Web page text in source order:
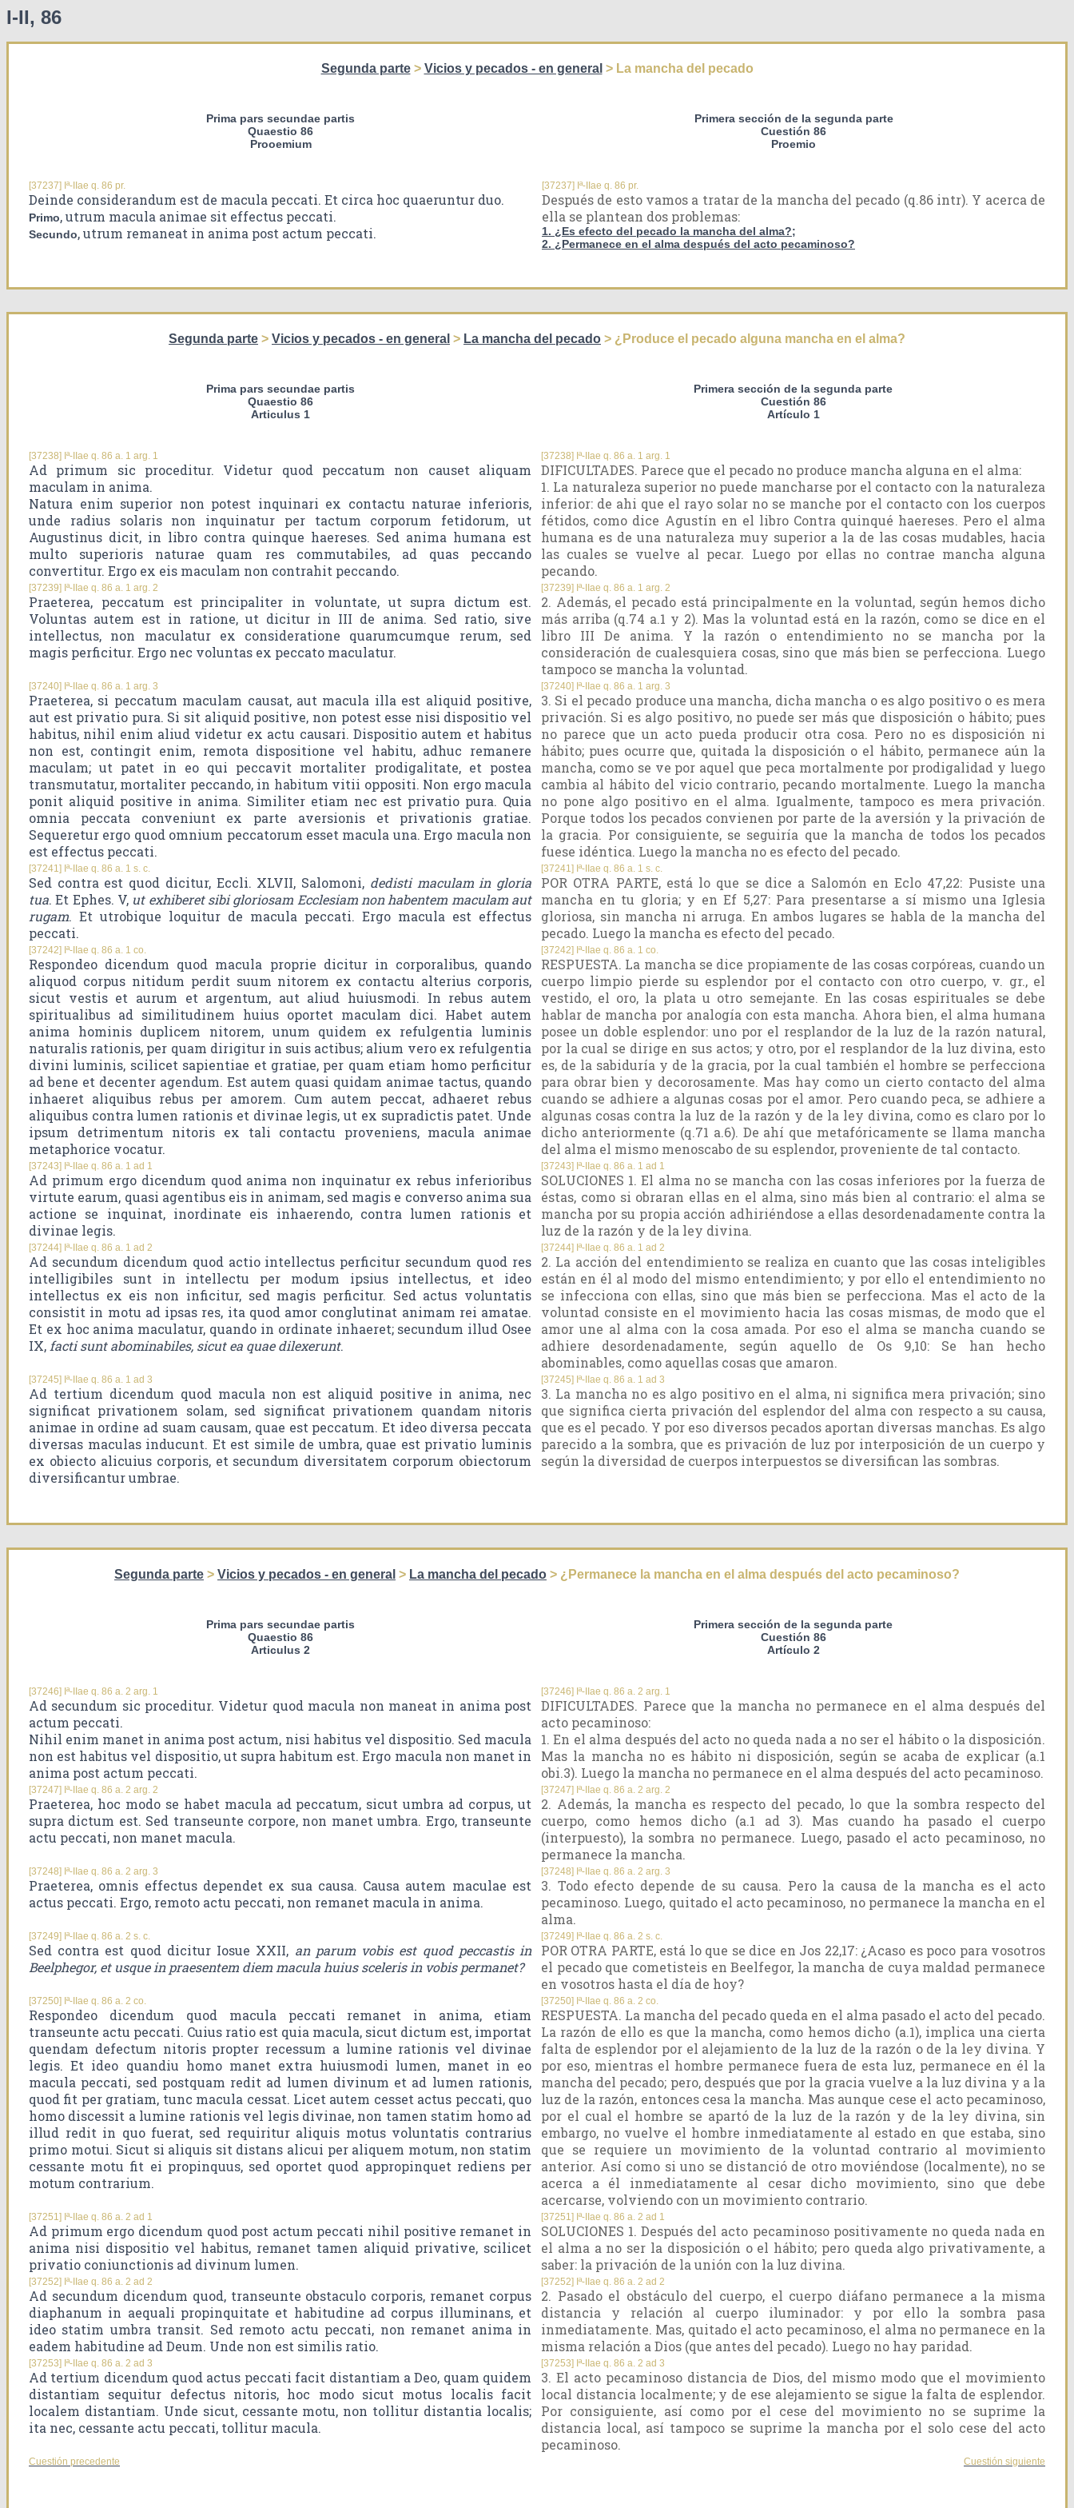
I-II, 86
Segunda parte> Vicios y pecados - en general > La mancha del pecado
Prima pars secundae partis
Quaestio 86
Prooemium
[37237] Iª-IIae q. 86 pr.
Deinde considerandum est de macula peccati. Et circa hoc quaeruntur duo.
Primo, utrum macula animae sit effectus peccati.
Secundo, utrum remaneat in anima post actum peccati.
Primera sección de la segunda parte
Cuestión 86
Proemio
[37237] Iª-IIae q. 86 pr.
Después de esto vamos a tratar de la mancha del pecado (q.86 intr). Y acerca de
ella se plantean dos problemas:
1. ¿Es efecto del pecado la mancha del alma?;
2. ¿Permanece en el alma después del acto pecaminoso?
Segunda parte > Vicios y pecados - en general > La mancha del pecado > ¿Produce el pecado alguna mancha en el alma?
Prima pars secundae partis
Quaestio 86
Articulus 1
[37238] Iª-IIae q. 86 a. 1 arg. 1
Ad primum sic proceditur. Videtur quod peccatum non causet aliquam
maculam in anima.
Natura enim superior non potest inquinari ex contactu naturae inferioris,
unde radius solaris non inquinatur per tactum corporum fetidorum, ut
Augustinus dicit, in libro contra quinque haereses. Sed anima humana est
multo superioris naturae quam res commutabiles, ad quas peccando
convertitur. Ergo ex eis maculam non contrahit peccando.
Primera sección de la segunda parte
Cuestión 86
Artículo 1
[37238] Iª-IIae q. 86 a. 1 arg. 1
DIFICULTADES. Parece que el pecado no produce mancha alguna en el alma:
1. La naturaleza superior no puede mancharse por el contacto con la naturaleza
inferior: de ahi que el rayo solar no se manche por el contacto con los cuerpos
fétidos, como dice Agustín en el libro Contra quinqué haereses. Pero el alma
humana es de una naturaleza muy superior a la de las cosas mudables, hacia
las cuales se vuelve al pecar. Luego por ellas no contrae mancha alguna
pecando.
[37239] Iª-IIae q. 86 a. 1 arg. 2
Praeterea, peccatum est principaliter in voluntate, ut supra dictum est.
Voluntas autem est in ratione, ut dicitur in III de anima. Sed ratio, sive
intellectus, non maculatur ex consideratione quarumcumque rerum, sed
magis perficitur. Ergo nec voluntas ex peccato maculatur.
[37239] Iª-IIae q. 86 a. 1 arg. 2
2. Además, el pecado está principalmente en la voluntad, según hemos dicho
más arriba (q.74 a.1 y 2). Mas la voluntad está en la razón, como se dice en el
libro III De anima. Y la razón o entendimiento no se mancha por la
consideración de cualesquiera cosas, sino que más bien se perfecciona. Luego
tampoco se mancha la voluntad.
[37240] Iª-IIae q. 86 a. 1 arg. 3
Praeterea, si peccatum maculam causat, aut macula illa est aliquid positive,
aut est privatio pura. Si sit aliquid positive, non potest esse nisi dispositio vel
habitus, nihil enim aliud videtur ex actu causari. Dispositio autem et habitus
non est, contingit enim, remota dispositione vel habitu, adhuc remanere
maculam; ut patet in eo qui peccavit mortaliter prodigalitate, et postea
transmutatur, mortaliter peccando, in habitum vitii oppositi. Non ergo macula
ponit aliquid positive in anima. Similiter etiam nec est privatio pura. Quia
omnia peccata conveniunt ex parte aversionis et privationis gratiae.
Sequeretur ergo quod omnium peccatorum esset macula una. Ergo macula non
est effectus peccati.
[37240] Iª-IIae q. 86 a. 1 arg. 3
3. Si el pecado produce una mancha, dicha mancha o es algo positivo o es mera
privación. Si es algo positivo, no puede ser más que disposición o hábito; pues
no parece que un acto pueda producir otra cosa. Pero no es disposición ni
hábito; pues ocurre que, quitada la disposición o el hábito, permanece aún la
mancha, como se ve por aquel que peca mortalmente por prodigalidad y luego
cambia al hábito del vicio contrario, pecando mortalmente. Luego la mancha
no pone algo positivo en el alma. Igualmente, tampoco es mera privación.
Porque todos los pecados convienen por parte de la aversión y la privación de
la gracia. Por consiguiente, se seguiría que la mancha de todos los pecados
fuese idéntica. Luego la mancha no es efecto del pecado.
[37241] Iª-IIae q. 86 a. 1 s. c.
Sed contra est quod dicitur, Eccli. XLVII, Salomoni, dedisti maculam in gloria
tua. Et Ephes. V, ut exhiberet sibi gloriosam Ecclesiam non habentem maculam aut
rugam. Et utrobique loquitur de macula peccati. Ergo macula est effectus
peccati.
[37241] Iª-IIae q. 86 a. 1 s. c.
POR OTRA PARTE, está lo que se dice a Salomón en Eclo 47,22: Pusiste una
mancha en tu gloria; y en Ef 5,27: Para presentarse a sí mismo una Iglesia
gloriosa, sin mancha ni arruga. En ambos lugares se habla de la mancha del
pecado. Luego la mancha es efecto del pecado.
[37242] Iª-IIae q. 86 a. 1 co.
Respondeo dicendum quod macula proprie dicitur in corporalibus, quando
aliquod corpus nitidum perdit suum nitorem ex contactu alterius corporis,
sicut vestis et aurum et argentum, aut aliud huiusmodi. In rebus autem
spiritualibus ad similitudinem huius oportet maculam dici. Habet autem
anima hominis duplicem nitorem, unum quidem ex refulgentia luminis
naturalis rationis, per quam dirigitur in suis actibus; alium vero ex refulgentia
divini luminis, scilicet sapientiae et gratiae, per quam etiam homo perficitur
ad bene et decenter agendum. Est autem quasi quidam animae tactus, quando
inhaeret aliquibus rebus per amorem. Cum autem peccat, adhaeret rebus
aliquibus contra lumen rationis et divinae legis, ut ex supradictis patet. Unde
ipsum detrimentum nitoris ex tali contactu proveniens, macula animae
metaphorice vocatur.
[37242] Iª-IIae q. 86 a. 1 co.
RESPUESTA. La mancha se dice propiamente de las cosas corpóreas, cuando un
cuerpo limpio pierde su esplendor por el contacto con otro cuerpo, v. gr., el
vestido, el oro, la plata u otro semejante. En las cosas espirituales se debe
hablar de mancha por analogía con esta mancha. Ahora bien, el alma humana
posee un doble esplendor: uno por el resplandor de la luz de la razón natural,
por la cual se dirige en sus actos; y otro, por el resplandor de la luz divina, esto
es, de la sabiduría y de la gracia, por la cual también el hombre se perfecciona
para obrar bien y decorosamente. Mas hay como un cierto contacto del alma
cuando se adhiere a algunas cosas por el amor. Pero cuando peca, se adhiere a
algunas cosas contra la luz de la razón y de la ley divina, como es claro por lo
dicho anteriormente (q.71 a.6). De ahí que metafóricamente se llama mancha
del alma el mismo menoscabo de su esplendor, proveniente de tal contacto.
[37243] Iª-IIae q. 86 a. 1 ad 1
Ad primum ergo dicendum quod anima non inquinatur ex rebus inferioribus
virtute earum, quasi agentibus eis in animam, sed magis e converso anima sua
actione se inquinat, inordinate eis inhaerendo, contra lumen rationis et
divinae legis.
[37243] Iª-IIae q. 86 a. 1 ad 1
SOLUCIONES 1. El alma no se mancha con las cosas inferiores por la fuerza de
éstas, como si obraran ellas en el alma, sino más bien al contrario: el alma se
mancha por su propia acción adhiriéndose a ellas desordenadamente contra la
luz de la razón y de la ley divina.
[37244] Iª-IIae q. 86 a. 1 ad 2
Ad secundum dicendum quod actio intellectus perficitur secundum quod res
intelligibiles sunt in intellectu per modum ipsius intellectus, et ideo
intellectus ex eis non inficitur, sed magis perficitur. Sed actus voluntatis
consistit in motu ad ipsas res, ita quod amor conglutinat animam rei amatae.
Et ex hoc anima maculatur, quando in ordinate inhaeret; secundum illud Osee
IX, facti sunt abominabiles, sicut ea quae dilexerunt.
[37244] Iª-IIae q. 86 a. 1 ad 2
2. La acción del entendimiento se realiza en cuanto que las cosas inteligibles
están en él al modo del mismo entendimiento; y por ello el entendimiento no
se infecciona con ellas, sino que más bien se perfecciona. Mas el acto de la
voluntad consiste en el movimiento hacia las cosas mismas, de modo que el
amor une al alma con la cosa amada. Por eso el alma se mancha cuando se
adhiere desordenadamente, según aquello de Os 9,10: Se han hecho
abominables, como aquellas cosas que amaron.
[37245] Iª-IIae q. 86 a. 1 ad 3
Ad tertium dicendum quod macula non est aliquid positive in anima, nec
significat privationem solam, sed significat privationem quandam nitoris
animae in ordine ad suam causam, quae est peccatum. Et ideo diversa peccata
diversas maculas inducunt. Et est simile de umbra, quae est privatio luminis
ex obiecto alicuius corporis, et secundum diversitatem corporum obiectorum
diversificantur umbrae.
[37245] Iª-IIae q. 86 a. 1 ad 3
3. La mancha no es algo positivo en el alma, ni significa mera privación; sino
que significa cierta privación del esplendor del alma con respecto a su causa,
que es el pecado. Y por eso diversos pecados aportan diversas manchas. Es algo
parecido a la sombra, que es privación de luz por interposición de un cuerpo y
según la diversidad de cuerpos interpuestos se diversifican las sombras.
Segunda parte > Vicios y pecados - en general > La mancha del pecado > ¿Permanece la mancha en el alma después del acto pecaminoso?
Prima pars secundae partis
Quaestio 86
Articulus 2
[37246] Iª-IIae q. 86 a. 2 arg. 1
Ad secundum sic proceditur. Videtur quod macula non maneat in anima post
actum peccati.
Nihil enim manet in anima post actum, nisi habitus vel dispositio. Sed macula
non est habitus vel dispositio, ut supra habitum est. Ergo macula non manet in
anima post actum peccati.
Primera sección de la segunda parte
Cuestión 86
Artículo 2
[37246] Iª-IIae q. 86 a. 2 arg. 1
DIFICULTADES. Parece que la mancha no permanece en el alma después del
acto pecaminoso:
1. En el alma después del acto no queda nada a no ser el hábito o la disposición.
Mas la mancha no es hábito ni disposición, según se acaba de explicar (a.1
obi.3). Luego la mancha no permanece en el alma después del acto pecaminoso.
[37247] Iª-IIae q. 86 a. 2 arg. 2
Praeterea, hoc modo se habet macula ad peccatum, sicut umbra ad corpus, ut
supra dictum est. Sed transeunte corpore, non manet umbra. Ergo, transeunte
actu peccati, non manet macula.
[37247] Iª-IIae q. 86 a. 2 arg. 2
2. Además, la mancha es respecto del pecado, lo que la sombra respecto del
cuerpo, como hemos dicho (a.1 ad 3). Mas cuando ha pasado el cuerpo
(interpuesto), la sombra no permanece. Luego, pasado el acto pecaminoso, no
permanece la mancha.
[37248] Iª-IIae q. 86 a. 2 arg. 3
Praeterea, omnis effectus dependet ex sua causa. Causa autem maculae est
actus peccati. Ergo, remoto actu peccati, non remanet macula in anima.
[37248] Iª-IIae q. 86 a. 2 arg. 3
3. Todo efecto depende de su causa. Pero la causa de la mancha es el acto
pecaminoso. Luego, quitado el acto pecaminoso, no permanece la mancha en el
alma.
[37249] Iª-IIae q. 86 a. 2 s. c.
Sed contra est quod dicitur Iosue XXII, an parum vobis est quod peccastis in
Beelphegor, et usque in praesentem diem macula huius sceleris in vobis permanet?
[37249] Iª-IIae q. 86 a. 2 s. c.
POR OTRA PARTE, está lo que se dice en Jos 22,17: ¿Acaso es poco para vosotros
el pecado que cometisteis en Beelfegor, la mancha de cuya maldad permanece
en vosotros hasta el día de hoy?
[37250] Iª-IIae q. 86 a. 2 co.
Respondeo dicendum quod macula peccati remanet in anima, etiam
transeunte actu peccati. Cuius ratio est quia macula, sicut dictum est, importat
quendam defectum nitoris propter recessum a lumine rationis vel divinae
legis. Et ideo quandiu homo manet extra huiusmodi lumen, manet in eo
macula peccati, sed postquam redit ad lumen divinum et ad lumen rationis,
quod fit per gratiam, tunc macula cessat. Licet autem cesset actus peccati, quo
homo discessit a lumine rationis vel legis divinae, non tamen statim homo ad
illud redit in quo fuerat, sed requiritur aliquis motus voluntatis contrarius
primo motui. Sicut si aliquis sit distans alicui per aliquem motum, non statim
cessante motu fit ei propinquus, sed oportet quod appropinquet rediens per
motum contrarium.
[37250] Iª-IIae q. 86 a. 2 co.
RESPUESTA. La mancha del pecado queda en el alma pasado el acto del pecado.
La razón de ello es que la mancha, como hemos dicho (a.1), implica una cierta
falta de esplendor por el alejamiento de la luz de la razón o de la ley divina. Y
por eso, mientras el hombre permanece fuera de esta luz, permanece en él la
mancha del pecado; pero, después que por la gracia vuelve a la luz divina y a la
luz de la razón, entonces cesa la mancha. Mas aunque cese el acto pecaminoso,
por el cual el hombre se apartó de la luz de la razón y de la ley divina, sin
embargo, no vuelve el hombre inmediatamente al estado en que estaba, sino
que se requiere un movimiento de la voluntad contrario al movimiento
anterior. Así como si uno se distanció de otro moviéndose (localmente), no se
acerca a él inmediatamente al cesar dicho movimiento, sino que debe
acercarse, volviendo con un movimiento contrario.
[37251] Iª-IIae q. 86 a. 2 ad 1
Ad primum ergo dicendum quod post actum peccati nihil positive remanet in
anima nisi dispositio vel habitus, remanet tamen aliquid privative, scilicet
privatio coniunctionis ad divinum lumen.
[37251] Iª-IIae q. 86 a. 2 ad 1
SOLUCIONES 1. Después del acto pecaminoso positivamente no queda nada en
el alma a no ser la disposición o el hábito; pero queda algo privativamente, a
saber: la privación de la unión con la luz divina.
[37252] Iª-IIae q. 86 a. 2 ad 2
Ad secundum dicendum quod, transeunte obstaculo corporis, remanet corpus
diaphanum in aequali propinquitate et habitudine ad corpus illuminans, et
ideo statim umbra transit. Sed remoto actu peccati, non remanet anima in
eadem habitudine ad Deum. Unde non est similis ratio.
[37252] Iª-IIae q. 86 a. 2 ad 2
2. Pasado el obstáculo del cuerpo, el cuerpo diáfano permanece a la misma
distancia y relación al cuerpo iluminador: y por ello la sombra pasa
inmediatamente. Mas, quitado el acto pecaminoso, el alma no permanece en la
misma relación a Dios (que antes del pecado). Luego no hay paridad.
[37253] Iª-IIae q. 86 a. 2 ad 3
Ad tertium dicendum quod actus peccati facit distantiam a Deo, quam quidem
distantiam sequitur defectus nitoris, hoc modo sicut motus localis facit
localem distantiam. Unde sicut, cessante motu, non tollitur distantia localis;
ita nec, cessante actu peccati, tollitur macula.
[37253] Iª-IIae q. 86 a. 2 ad 3
3. El acto pecaminoso distancia de Dios, del mismo modo que el movimiento
local distancia localmente; y de ese alejamiento se sigue la falta de esplendor.
Por consiguiente, así como por el cese del movimiento no se suprime la
distancia local, así tampoco se suprime la mancha por el solo cese del acto
pecaminoso.
Cuestión precedente Cuestión siguiente